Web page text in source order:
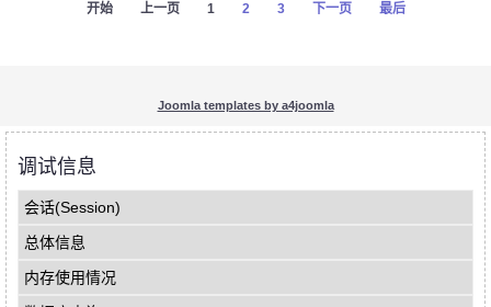
开始 上一页 1 2 3 下一页 最后
Joomla templates by a4joomla
调试信息
会话(Session)
总体信息
内存使用情况